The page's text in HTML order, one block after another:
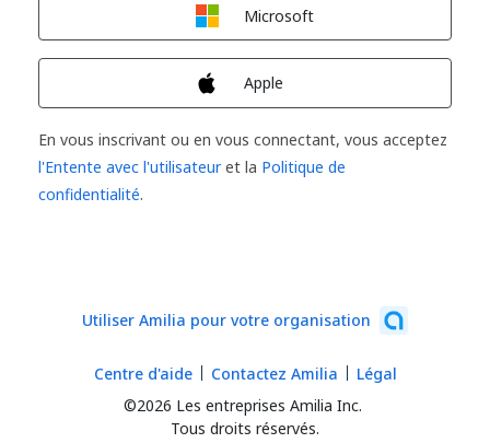
Microsoft
Apple
En vous inscrivant ou en vous connectant, vous acceptez
l'Entente avec l'utilisateuret la Politique de
confidentialité.
Utiliser Amilia pour votre organisation
©2026 Les entreprises Amilia Inc.
Tous droits réservés.
Centre d'aide Contactez Amilia Légal